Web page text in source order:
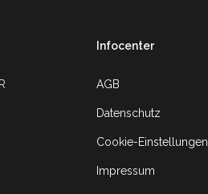
Infocenter
AGB
Datenschutz
Cookie-Einstellungen
Impressum